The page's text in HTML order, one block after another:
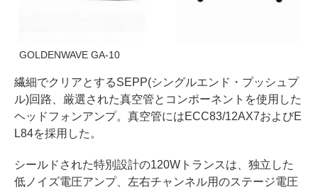
GOLDENWAVE GA-10
繊細でクリアとするSEPP(シングルエンド・プッシュプ
ル)回路、厳選された真空管とコンポーネントを使用した
ヘッドフォンアンプ。真空管にはECC83/12AX7およびE
L84を採用した。
シールドされた特別設計の120Wトランスは、独立した
低ノイズ電圧アンプ、左右チャンネル用のステージ電圧